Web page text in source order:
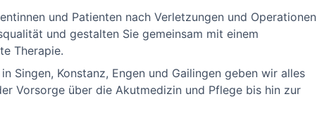
und Patienten nach Verletzungen und Operationen
und gestalten Sie gemeinsam mit einem
Therapie.
Singen, Konstanz, Engen und Gailingen geben wir alles
Vorsorge über die Akutmedizin und Pflege bis hin zur